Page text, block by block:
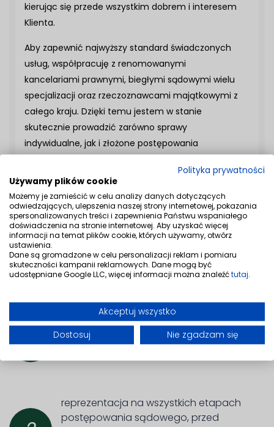
kierując się przede wszystkim dobrem i interesem
Klienta.
Aby zapewnić najwyższy standard świadczonych
usług, współpracuję z renomowanymi
kancelariami prawnymi, biegłymi sądowymi wielu
specjalizacji oraz rzeczoznawcami majątkowymi z
całego kraju. Dzięki temu jestem w stanie
skutecznie prowadzić zarówno sprawy
indywidualne, jak i złożone postępowania
pokrewnych.
Zapraszam do zapoznania się zofertą kancelarii
oraz do kontaktu w celu omówienia Państwa
sprawy.
1 porady prawne i konsultacje
reprezentacja na wszystkich etapach
postępowania sądowego, przed
Polityka prywatności
Używamy plików cookie
Możemy je zamieścić w celu analizy danych dotyczących
odwiedzających, ulepszenia naszej strony internetowej, pokazania
spersonalizowanych treści i zapewnienia Państwu wspaniałego
doświadczenia na stronie internetowej. Aby uzyskać więcej
informacji na temat plików cookie, których używamy, otwórz
ustawienia.
Dane są gromadzone w celu personalizacji reklam i pomiaru
skuteczności kampanii reklamowych. Dane mogą być
udostępniane Google LLC, więcej informacji można znaleźćtutaj
Akceptuj wszystko
Dostosuj
Nie zgadzam się